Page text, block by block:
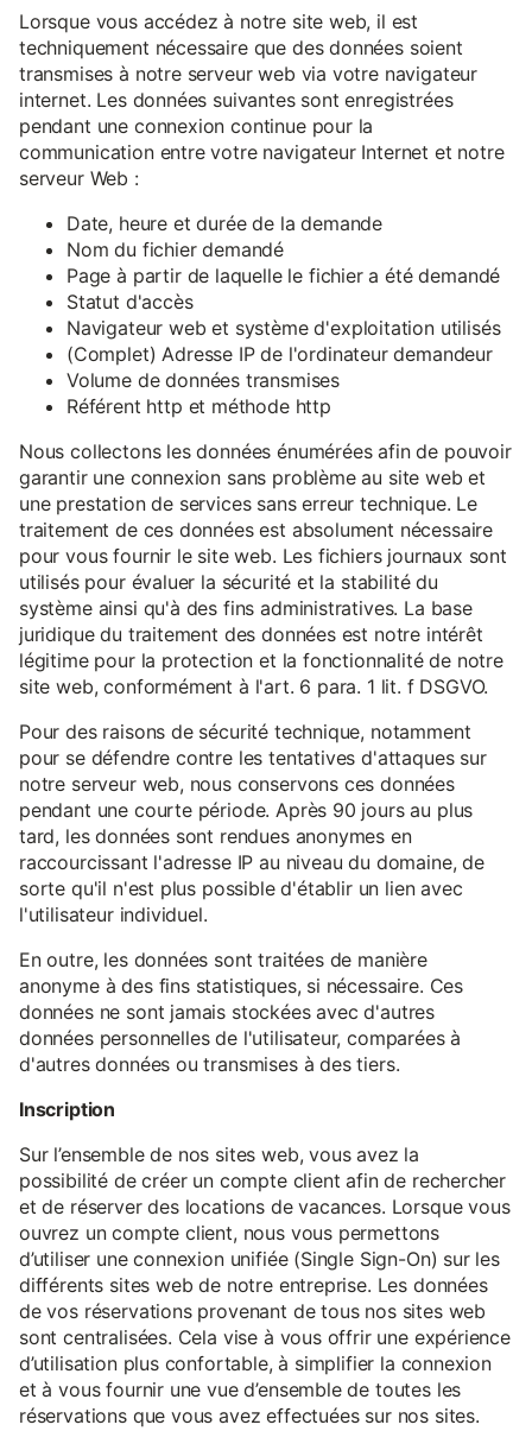
Lorsque vous accédez à notre site web, il est
techniquement nécessaire que des données soient
transmises à notre serveur web via votre navigateur
internet. Les données suivantes sont enregistrées
pendant une connexion continue pour la
communication entre votre navigateur Internet et notre
serveur Web :
Date, heure et durée de la demande
Nom du fichier demandé
Page à partir de laquelle le fichier a été demandé
Statut d'accès
Navigateur web et système d'exploitation utilisés
(Complet) Adresse IP de l'ordinateur demandeur
Volume de données transmises
Référent http et méthode http
Nous collectons les données énumérées afin de pouvoir
garantir une connexion sans problème au site web et
une prestation de services sans erreur technique. Le
traitement de ces données est absolument nécessaire
pour vous fournir le site web. Les fichiers journaux sont
utilisés pour évaluer la sécurité et la stabilité du
système ainsi qu'à des fins administratives. La base
juridique du traitement des données est notre intérêt
légitime pour la protection et la fonctionnalité de notre
site web, conformément à l'art. 6 para. 1 lit. f DSGVO.
Pour des raisons de sécurité technique, notamment
pour se défendre contre les tentatives d'attaques sur
notre serveur web, nous conservons ces données
pendant une courte période. Après 90 jours au plus
tard, les données sont rendues anonymes en
raccourcissant l'adresse IP au niveau du domaine, de
sorte qu'il n'est plus possible d'établir un lien avec
l'utilisateur individuel.
En outre, les données sont traitées de manière
anonyme à des fins statistiques, si nécessaire. Ces
données ne sont jamais stockées avec d'autres
données personnelles de l'utilisateur, comparées à
d'autres données ou transmises à des tiers.
Inscription
Sur l’ensemble de nos sites web, vous avez la
possibilité de créer un compte client afin de rechercher
et de réserver des locations de vacances. Lorsque vous
ouvrez un compte client, nous vous permettons
d’utiliser une connexion unifiée (Single Sign-On) sur les
différents sites web de notre entreprise. Les données
de vos réservations provenant de tous nos sites web
sont centralisées. Cela vise à vous offrir une expérience
d’utilisation plus confortable, à simplifier la connexion
et à vous fournir une vue d’ensemble de toutes les
réservations que vous avez effectuées sur nos sites.